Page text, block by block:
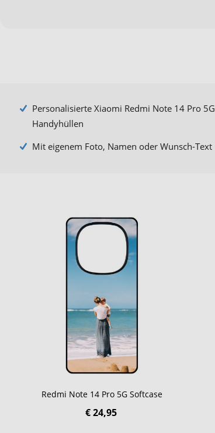
Personalisierte Xiaomi Redmi Note 14 Pro 5G
Handyhüllen
Mit eigenem Foto, Namen oder Wunsch-Text
Redmi Note 14 Pro 5G Softcase
€ 24,95